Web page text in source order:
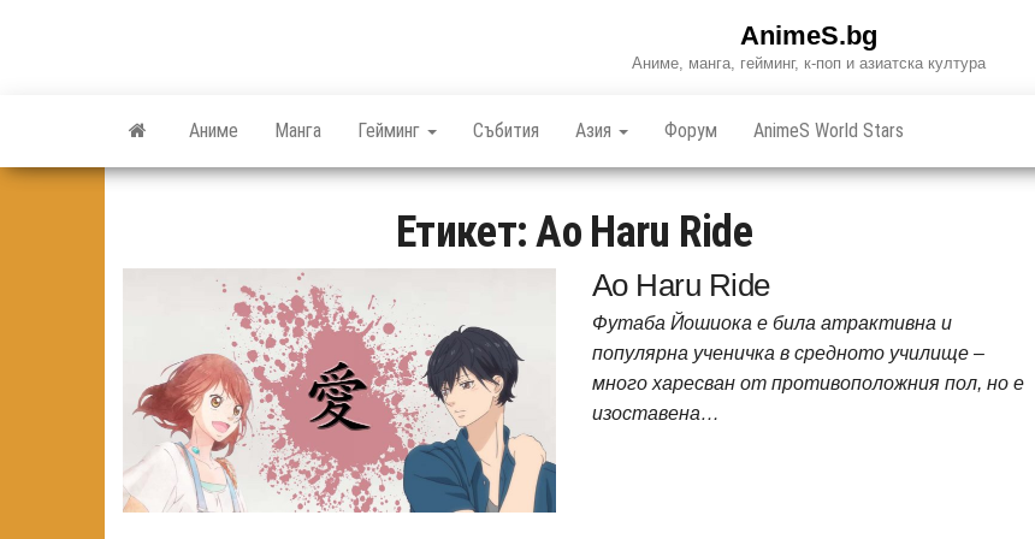
AnimeS.bg
Аниме, манга, гейминг, к-поп и азиатска култура
Аниме Манга Гейминг Събития Азия Форум AnimeS World Stars
Етикет:Ao Haru Ride
Ao Haru Ride
Футаба Йошиока е билa атрактивна и
популярна ученичка в средното училище –
много харесван от противоположния пол, но е
изоставена…